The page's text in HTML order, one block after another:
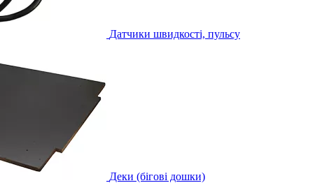
Датчики швидкості, пульсу
Деки (бігові дошки)